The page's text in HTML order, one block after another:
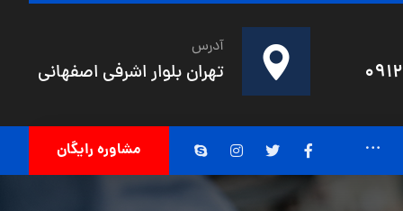
آدرس
تهران بلوار اشرفی اصفهانی
مشاوره رایگان